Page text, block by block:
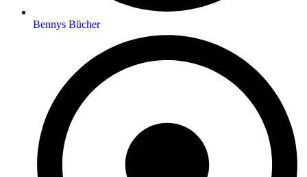
Bennys Bücher